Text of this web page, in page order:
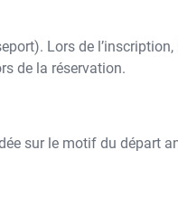
Lors de l’inscription,
de la réservation.
sur le motif du départ